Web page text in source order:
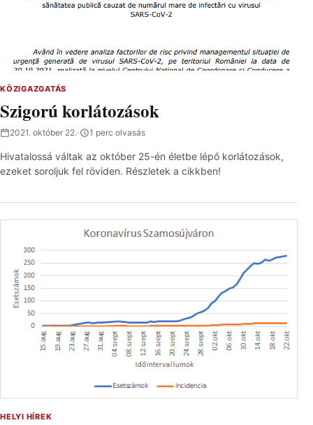
KÖZIGAZGATÁS
Szigorú korlátozások
2021. október 22.· 1 perc olvasás
Hivatalossá váltak az október 25-én életbe lépő korlátozások,
ezeket soroljuk fel röviden. Részletek a cikkben!
HELYI HÍREK